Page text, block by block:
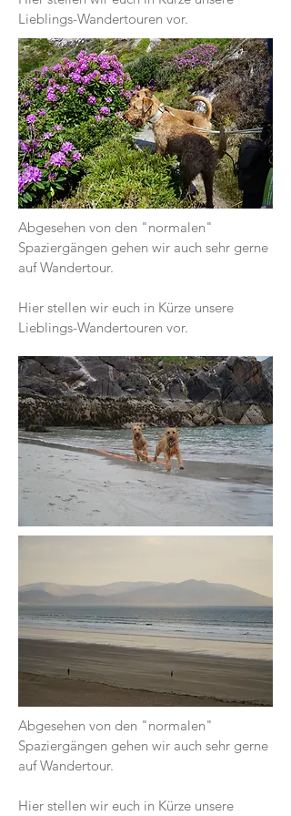
Lieblings-Wandertouren vor.
Abgesehen von den "normalen"
Spaziergängen gehen wir auch sehr gerne
auf Wandertour.
Hier stellen wir euch in Kürze unsere
Lieblings-Wandertouren vor.
Abgesehen von den "normalen"
Spaziergängen gehen wir auch sehr gerne
auf Wandertour.
Hier stellen wir euch in Kürze unsere